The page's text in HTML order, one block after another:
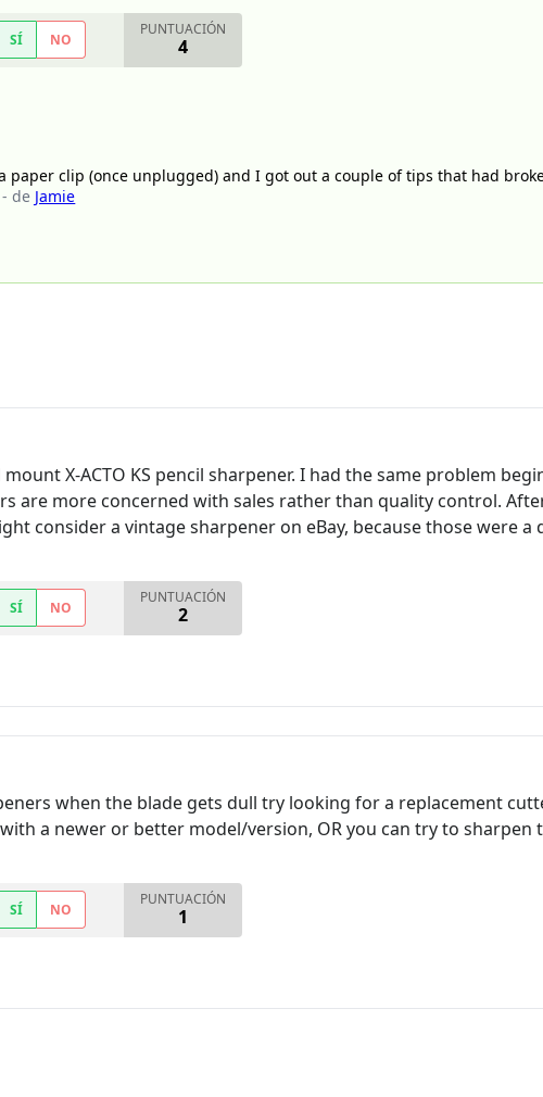
SÍ NO
PUNTUACIÓN
4
paper clip (once unplugged) and I got out a couple of tips that had
- de Jamie
X-ACTO KS pencil sharpener. I had the same problem
are more concerned with sales rather than quality control.
consider a vintage sharpener on eBay, because those were
SÍ NO
PUNTUACIÓN
2
when the blade gets dull try looking for a replacement
a newer or better model/version, OR you can try to
SÍ NO
PUNTUACIÓN
1